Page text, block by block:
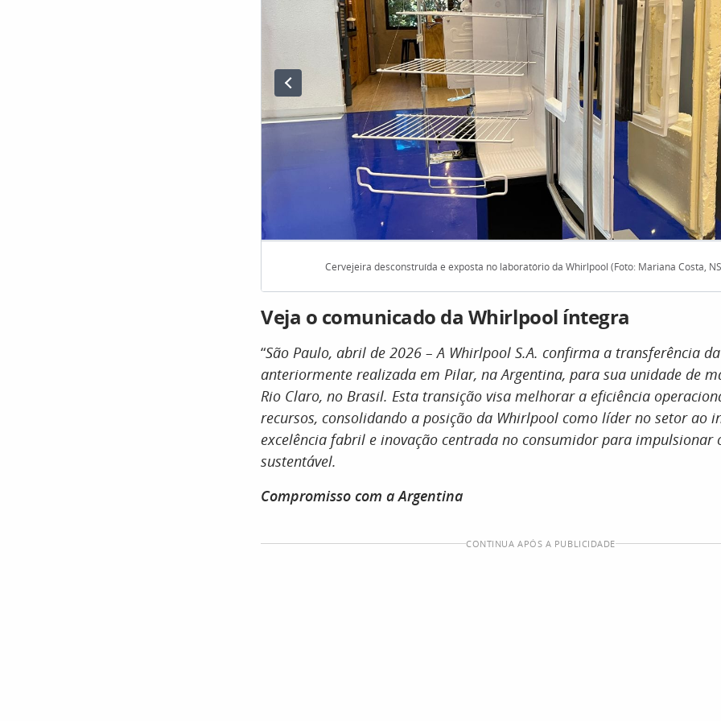
Cervejeira desconstruída e exposta no laboratório da Whirlpool (Foto: Mariana Costa,
Veja o comunicado da Whirlpool íntegra
“São Paulo, abril de 2026 – A Whirlpool S.A. confirma a transferência
anteriormente realizada em Pilar, na Argentina, para sua unidade de
Rio Claro, no Brasil. Esta transição visa melhorar a eficiência
recursos, consolidando a posição da Whirlpool como líder no setor ao
excelência fabril e inovação centrada no consumidor para impulsionar
sustentável.
Compromisso com a Argentina
CONTINUA APÓS A PUBLICIDADE